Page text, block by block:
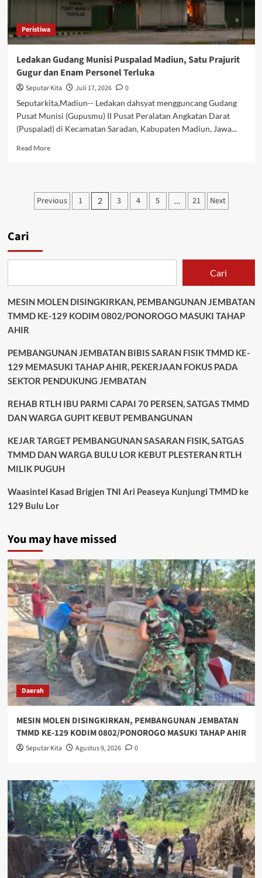
Peristiwa
Ledakan Gudang Munisi Puspalad Madiun, Satu Prajurit
Gugur dan Enam Personel Terluka
Seputar Kita Juli 17, 2026
0
Seputarkita,Madiun-- Ledakan dahsyat mengguncang Gudang
Pusat Munisi (Gupusmu) II Pusat Peralatan Angkatan Darat
(Puspalad) di Kecamatan Saradan, Kabupaten Madiun, Jawa...
Read MoreRead
Gudang
Munisi
Gugur
Terluka
Paginasi
Previous 1 2 3 4 5 … 21 Next
Cari
Cari
MESIN MOLEN DISINGKIRKAN, PEMBANGUNAN JEMBATAN
TMMD KE-129 KODIM 0802/PONOROGO MASUKI TAHAP
AHIR
PEMBANGUNAN JEMBATAN BIBIS SARAN FISIK TMMD KE-
129 MEMASUKI TAHAP AHIR, PEKERJAAN FOKUS PADA
SEKTOR PENDUKUNG JEMBATAN
REHAB RTLH IBU PARMI CAPAI 70 PERSEN, SATGAS TMMD
DAN WARGA GUPIT KEBUT PEMBANGUNAN
KEJAR TARGET PEMBANGUNAN SASARAN FISIK, SATGAS
TMMD DAN WARGA BULU LOR KEBUT PLESTERAN RTLH
MILIK PUGUH
Waasintel Kasad Brigjen TNI Ari Peaseya Kunjungi TMMD ke
129 Bulu Lor
You may have missed
Daerah
MESIN MOLEN DISINGKIRKAN, PEMBANGUNAN JEMBATAN
TMMD KE-129 KODIM 0802/PONOROGO MASUKI TAHAP AHIR
Seputar Kita Agustus 9, 2026 0